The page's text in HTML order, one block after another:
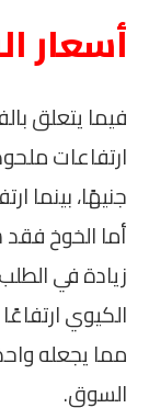
أسعار
فيما يتعلق
جنيهًا، بينما
زيادة في
مما يجعله
السوق.